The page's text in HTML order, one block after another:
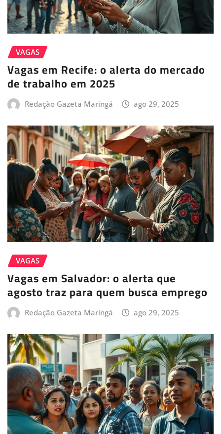
VAGAS
Vagas em Recife: o alerta do mercado
de trabalho em 2025
Redação Gazeta Maringá ago 29, 2025
VAGAS
Vagas em Salvador: o alerta que
agosto traz para quem busca emprego
Redação Gazeta Maringá ago 29, 2025